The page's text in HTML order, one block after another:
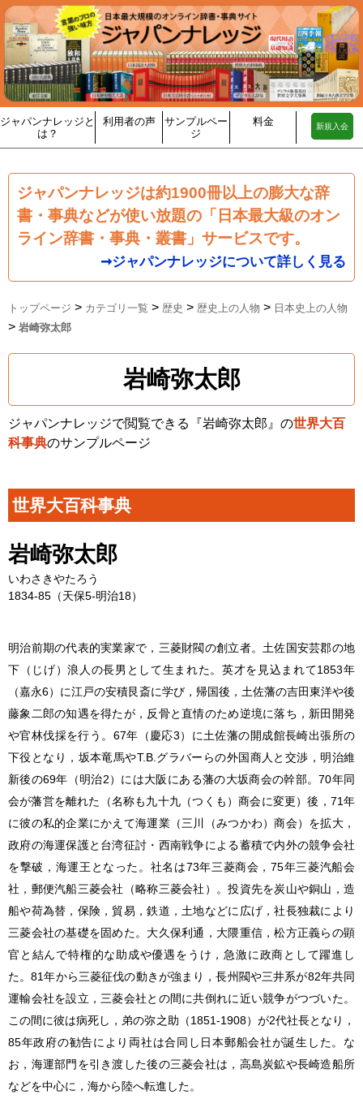
ジャパンナレッジと
は？
利用者の声
サンプルペー
ジ
料金 新規入会
ジャパンナレッジは約1900冊以上の膨大な辞
書・事典などが使い放題の「日本最大級のオン
ライン辞書・事典・叢書」サービスです。
➞ジャパンナレッジについて詳しく見る
トップページ > カテゴリ一覧 > 歴史 > 歴史上の人物 > 日本史上の人物
> 岩崎弥太郎
岩崎弥太郎
ジャパンナレッジで閲覧できる『岩崎弥太郎』の世界大百
科事典のサンプルページ
世界大百科事典
岩崎弥太郎
いわさきやたろう
1834-85（天保5-明治18）
明治前期の代表的実業家で，三菱財閥の創立者。土佐国安芸郡の地
下（じげ）浪人の長男として生まれた。英才を見込まれて1853年
（嘉永6）に江戸の安積艮斎に学び，帰国後，土佐藩の吉田東洋や後
藤象二郎の知遇を得たが，反骨と直情のため逆境に落ち，新田開発
や官林伐採を行う。67年（慶応3）に土佐藩の開成館長崎出張所の
下役となり，坂本竜馬やT.B.グラバーらの外国商人と交渉，明治維
新後の69年（明治2）には大阪にある藩の大坂商会の幹部。70年同
会が藩営を離れた（名称も九十九（つくも）商会に変更）後，71年
に彼の私的企業にかえて海運業（三川（みつかわ）商会）を拡大，
政府の海運保護と台湾征討・西南戦争による蓄積で内外の競争会社
を撃破，海運王となった。社名は73年三菱商会，75年三菱汽船会
社，郵便汽船三菱会社（略称三菱会社）。投資先を炭山や銅山，造
船や荷為替，保険，貿易，鉄道，土地などに広げ，社長独裁により
三菱会社の基礎を固めた。大久保利通，大隈重信，松方正義らの顕
官と結んで特権的な助成や優遇をうけ，急激に政商として躍進し
た。81年から三菱征伐の動きが強まり，長州閥や三井系が82年共同
運輸会社を設立，三菱会社との間に共倒れに近い競争がつづいた。
この間に彼は病死し，弟の弥之助（1851-1908）が2代社長となり，
85年政府の勧告により両社は合同し日本郵船会社が誕生した。な
お，海運部門を引き渡した後の三菱会社は，高島炭鉱や長崎造船所
などを中心に，海から陸へ転進した。